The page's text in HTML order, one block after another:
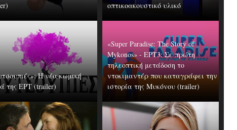
οπτικοακουστικό υλικό
Η νέα κωμική
της ΕΡΤ (trailer)
«Super Paradise: The Story of
Mykonos» - ΕΡΤ3: Σε πρώτη
τηλεοπτική μετάδοση το
ντοκιμαντέρ που καταγράφει την
ιστορία της Μυκόνου (trailer)